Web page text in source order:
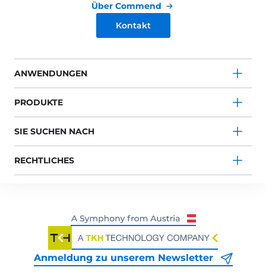
Über Commend
Kontakt
ANWENDUNGEN
PRODUKTE
SIE SUCHEN NACH
RECHTLICHES
Anmeldung zu unserem Newsletter